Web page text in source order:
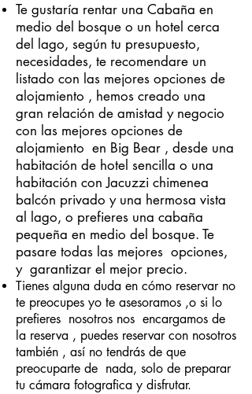
Te gustaría rentar una Cabaña en
medio del bosque o un hotel cerca
del lago, según tu presupuesto,
necesidades, te recomendare un
listado con las mejores opciones de
alojamiento , hemos creado una
gran relación de amistad y negocio
con las mejores opciones de
alojamiento en Big Bear , desde una
habitación de hotel sencilla o una
habitación con Jacuzzi chimenea
balcón privado y una hermosa vista
al lago, o prefieres una cabaña
pequeña en medio del bosque. Te
pasare todas las mejores opciones,
y garantizar el mejor precio.
Tienes alguna duda en cómo reservar no
te preocupes yo te asesoramos ,o si lo
prefieres nosotros nos encargamos de
la reserva , puedes reservar con nosotros
también , así no tendrás de que
preocuparte de nada, solo de preparar
tu cámara fotografica y disfrutar.